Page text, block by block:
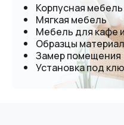
Корпусная мебель
Мягкая мебель
Мебель для кафе
Образцы
Замер помещения
Установка под